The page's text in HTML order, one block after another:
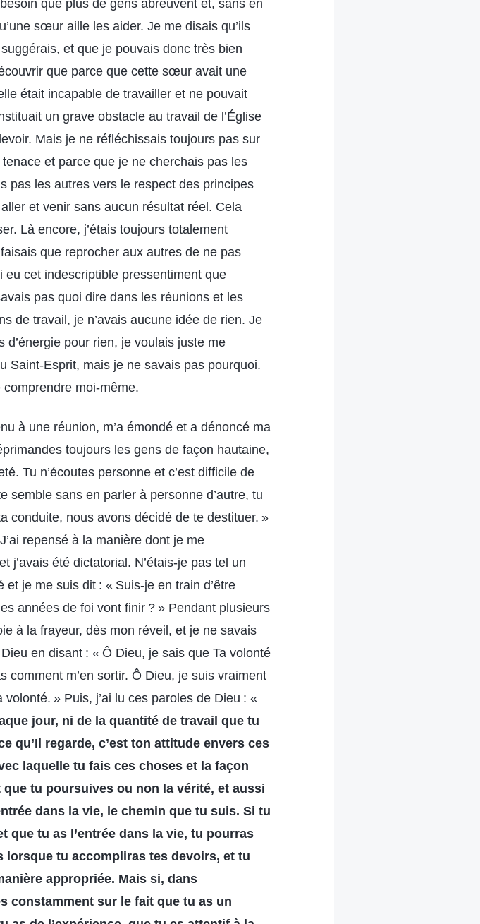
que plus de gens abreuvent et, sans en
sœur aille les aider. Je me disais qu’ils
et que je pouvais donc très bien
que parce que cette sœur avait une
était incapable de travailler et ne pouvait
un grave obstacle au travail de l’Église
Mais je ne réfléchissais toujours pas sur
et parce que je ne cherchais pas les
pas les autres vers le respect des principes
et venir sans aucun résultat réel. Cela
Là encore, j’étais toujours totalement
que reprocher aux autres de ne pas
eu cet indescriptible pressentiment que
pas quoi dire dans les réunions et les
de travail, je n’avais aucune idée de rien. Je
d’énergie pour rien, je voulais juste me
Saint-Esprit, mais je ne savais pas pourquoi.
comprendre moi-même.
à une réunion, m’a émondé et a dénoncé ma
toujours les gens de façon hautaine,
Tu n’écoutes personne et c’est difficile de
semble sans en parler à personne d’autre, tu
conduite, nous avons décidé de te destituer. »
repensé à la manière dont je me
j’avais été dictatorial. N’étais-je pas tel un
je me suis dit : « Suis-je en train d’être
années de foi vont finir ? » Pendant plusieurs
à la frayeur, dès mon réveil, et je ne savais
en disant : « Ô Dieu, je sais que Ta volonté
comment m’en sortir. Ô Dieu, je suis vraiment
» Puis, j’ai lu ces paroles de Dieu : «
jour, ni de la quantité de travail que tu
qu’Il regarde, c’est ton attitude envers ces
laquelle tu fais ces choses et la façon
tu poursuives ou non la vérité, et aussi
dans la vie, le chemin que tu suis. Si tu
que tu as l’entrée dans la vie, tu pourras
lorsque tu accompliras tes devoirs, et tu
appropriée. Mais si, dans
constamment sur le fait que tu as un